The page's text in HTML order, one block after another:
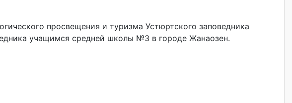
просвещения и туризма Устюртского заповедника
учащимся средней школы №3 в городе Жанаозен.